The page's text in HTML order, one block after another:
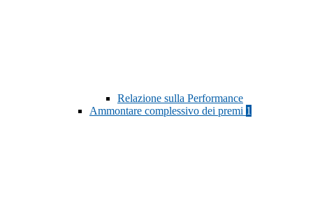
Relazione sulla Performance
Ammontare complessivo dei premi 1